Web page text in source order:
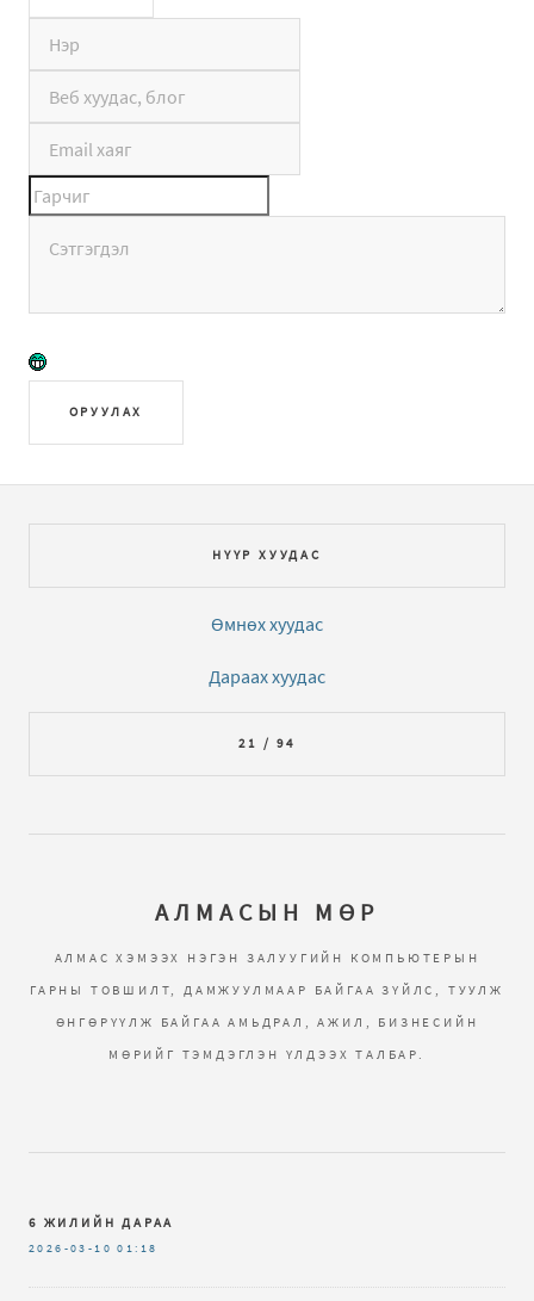
ОРУУЛАХ
НҮҮР ХУУДАС
Өмнөх хуудас
Дараах хуудас
21 / 94
АЛМАСЫН МӨР
АЛМАС ХЭМЭЭХ НЭГЭН ЗАЛУУГИЙН КОМПЬЮТЕРЫН
ГАРНЫ ТОВШИЛТ, ДАМЖУУЛМААР БАЙГАА ЗҮЙЛС, ТУУЛЖ
ӨНГӨРҮҮЛЖ БАЙГАА АМЬДРАЛ, АЖИЛ, БИЗНЕСИЙН
МӨРИЙГ ТЭМДЭГЛЭН ҮЛДЭЭХ ТАЛБАР.
6 ЖИЛИЙН ДАРАА
2026-03-10 01:18